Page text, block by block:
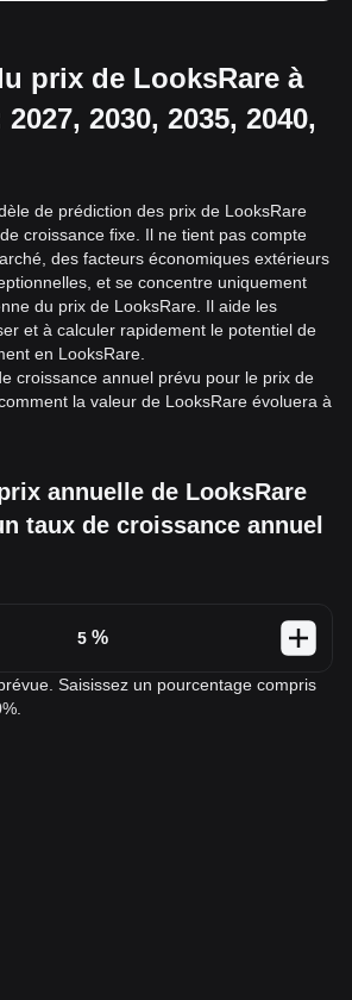
prix de LooksRare à
2030, 2035, 2040,
de prédiction des prix de LooksRare
croissance fixe. Il ne tient pas compte
des facteurs économiques extérieurs
et se concentre uniquement
du prix de LooksRare. Il aide les
et à calculer rapidement le potentiel de
en LooksRare.
croissance annuel prévu pour le prix de
la valeur de LooksRare évoluera à
annuelle de LooksRare
taux de croissance annuel
%
Saisissez un pourcentage compris